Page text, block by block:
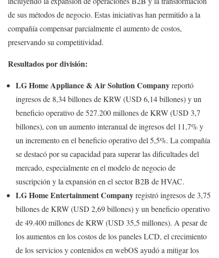
de sus métodos de negocio. Estas iniciativas han permitido a la
compañía compensar parcialmente el aumento de costos,
preservando su competitividad.
Resultados por división:
LG Home Appliance & Air Solution Companyreportó
ingresos de 8,34 billones de KRW (USD 6,14 billones) y un
beneficio operativo de 527.200 millones de KRW (USD 3,7
billones), con un aumento interanual de ingresos del 11,7% y
un incremento en el beneficio operativo del 5,5%. La compañía
se destacó por su capacidad para superar las dificultades del
mercado, especialmente en el modelo de negocio de
suscripción y la expansión en el sector B2B de HVAC.
LG Home Entertainment Companyregistró ingresos de 3,75
billones de KRW (USD 2,69 billones) y un beneficio operativo
de 49.400 millones de KRW (USD 35,5 millones). A pesar de
los aumentos en los costos de los paneles LCD, el crecimiento
de los servicios y contenidos en webOS ayudó a mitigar los